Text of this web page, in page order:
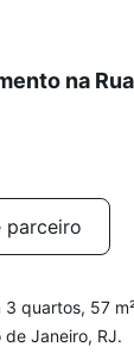
na
parceiro
quartos, 57
Janeiro, RJ.